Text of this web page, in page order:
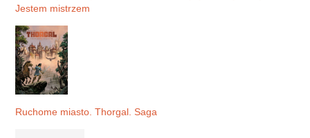
Jestem mistrzem
Ruchome miasto. Thorgal. Saga